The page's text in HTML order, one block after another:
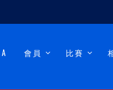
會員 比賽